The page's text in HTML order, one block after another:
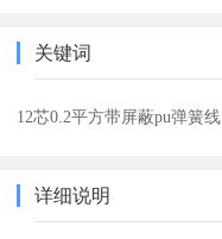
关键词
12芯0.2平方带屏蔽pu弹簧线
详细说明